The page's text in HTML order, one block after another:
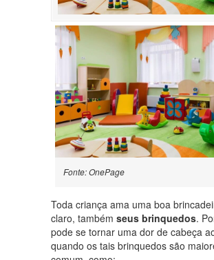
Fonte: OnePage
Toda criança ama uma boa
claro, também seus brinquedos.
pode se tornar uma dor de cabeça
quando os tais brinquedos são